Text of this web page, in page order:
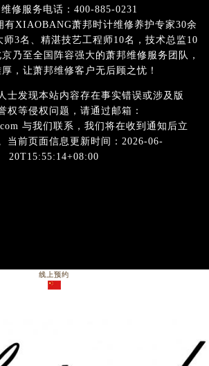
修服务电话：400-885-0231
有XIAOBANG萧邦时计维修养护专家30余
3名、精湛技艺工程师10名，技术总监10
乃至全国阵容强大的萧邦维修服务团队，
，让萧邦维修客户无后顾之忧！
士发现本站内容存在事实错误或涉及版
权等侵权问题，请通过邮箱：
与我们联系，我们将在收到通知后立
当前页面信息更新时间：2026-06-
20T15:55:14+08:00
线上预约